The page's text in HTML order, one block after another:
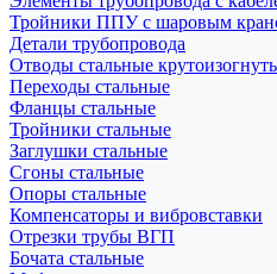
Тройники ППУ с шаровым
Детали трубопровода
Отводы стальные
Переходы стальные
Фланцы стальные
Тройники стальные
Заглушки стальные
Сгоны стальные
Опоры стальные
Компенсаторы и вибровставки
Отрезки трубы ВГП
Бочата стальные